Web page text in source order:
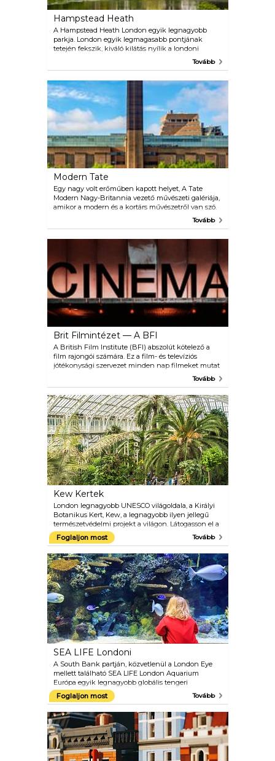
Hampstead Heath
A Hampstead Heath London egyik legnagyobb
parkja. London egyik legmagasabb pontjának
tetején fekszik, kiváló kilátás nyílik a londoni
látképre. A Canary Wharf felhőkarcolói a Szent Pál-
erdős területek, és számos nagy tó. A víz soha nem
különösebben meleg, de csomagoljon fürdőruhát
arra az esetre, ha a hangulat megüt.
Tovább
Modern Tate
Egy nagy volt erőműben kapott helyet, A Tate
Modern Nagy-Britannia vezető művészeti galériája,
amikor a modern és a kortárs művészetről van szó.
mint Matisse, Picasso, Rothko, Pollock, Warhol és
Tovább
Brit Filmintézet — A BFI
A British Film Institute (BFI) abszolút kötelező a
film rajongói számára. Ez a film- és televíziós
jótékonysági szervezet minden nap filmeket mutat
be: látványos IMAX színházukban vetített legújabb
klasszikusainak és indie kedveseinek kisebbikben,
intim termek. A felújított BFI helyszín
Southbankban található, amely tökéletes hely a
folyóparti kilátások megismerésére és a helyi film-
és színházbarátok kreatív társaságában való lógásra.
A BFI vízparti étterme és bárja kiválóan alkalmas
randevúkra vagy a legújabb film megbeszélésére
barátaival.
Tovább
Kew Kertek
London legnagyobb UNESCO világoldala, a Királyi
Botanikus Kert, Kew, a legnagyobb ilyen jellegű
természetvédelmi projekt a világon. Látogasson el a
Davies Alpesi Házba, és tapasztalja meg azokat a
magas magasságú körülményeket, amelyek
lehetővé teszik az alpesi növények növekedését,
kiránduljon a sivatagba a dzsungelbe a Wales
Princess Konzervatóriumban, csodálkozzon az áruló
húsevő növényeken, és a Nagy Pagoda tetején
lenyűgöző kilátást nyújtson Londonra.
Foglaljon most Tovább
SEA LIFE Londoni
A South Bank partján, közvetlenül a London Eye
mellett található SEA LIFE London Aquarium
Európa egyik legnagyobb globális tengeri
élővilággyűjteménye, amely több mint 500 fajt, 14
tematikus területet és kétmillió liter vizet fed le. A
kiállítás olyan kedvenceket tartalmaz, mint a
csikóhalak, a polip, a zebracápák és a bohóchalak.
Interaktív élmények is vannak, így láthatja a
búvárkijelzőket, figyelheti a cápákat, vagy akár
megpróbálhatja megetetni a szúrókat. És ne felejtsd
el merülni az „óceán alatt” az üvegalagút sétányán.
Foglaljon most Tovább